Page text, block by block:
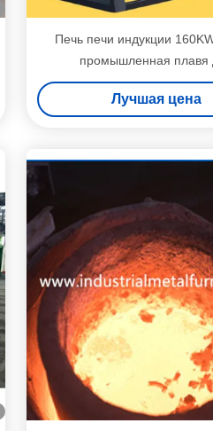
Печь печи индукции
промышленная плавя
обслуживания жары
Лучшая цена